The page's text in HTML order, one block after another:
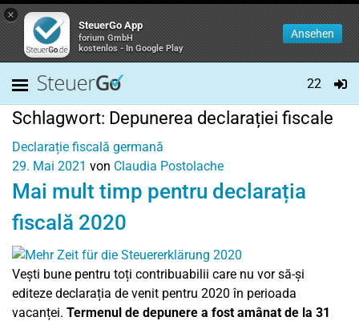
×
SteuerGo App
forium GmbH
kostenlos - In Google Play
Ansehen
22
Schlagwort: Depunerea declarației fiscale
Declarație fiscală germană
29. Mai 2021 von Claudia Postolache
Mai mult timp pentru declarația
fiscală 2020
Vești bune pentru toți contribuabilii care nu vor să-și
editeze declarația de venit pentru 2020 în perioada
vacanței. Termenul de depunere a fost amânat de la 31